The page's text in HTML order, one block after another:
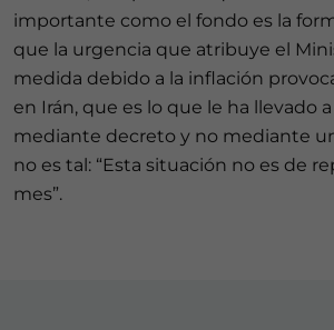
importante como el fondo es la
que la urgencia que atribuye el
medida debido a la inflación
en Irán, que es lo que le ha llevado
mediante decreto y no mediante
no es tal: “Esta situación no es de
mes”.